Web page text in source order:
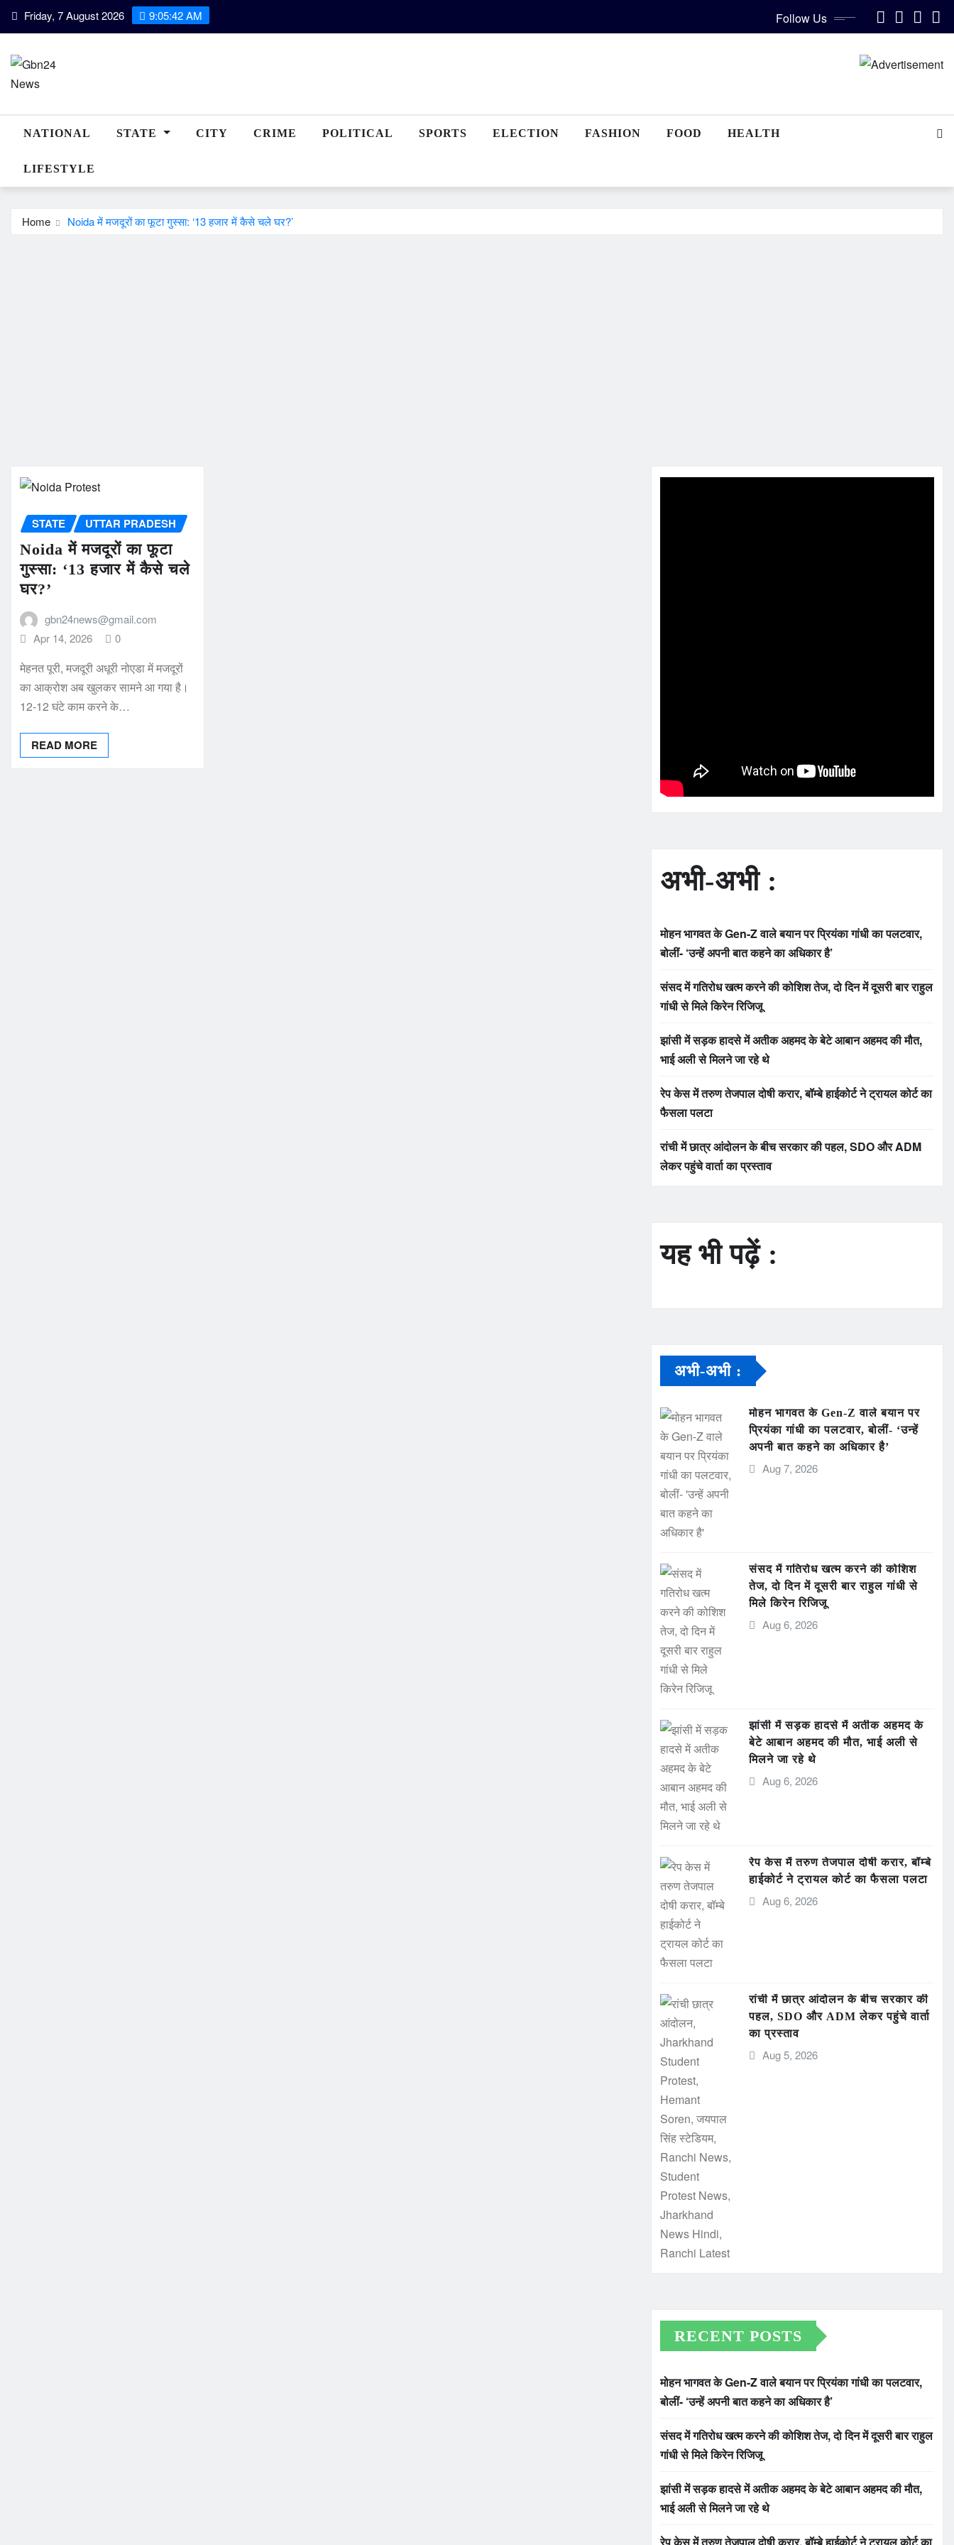
Skip Friday, 7 August 2026 9:05:43 AM Follow Us
NATIONAL STATE CITY CRIME POLITICAL SPORTS ELECTION FASHION FOOD HEALTH
LIFESTYLE
Home Noida में मजदूरों का फूटा गुस्सा: ‘13 हजार में कैसे चले घर?’
STATE UTTAR PRADESH
Noida में मजदूरों का फूटा
गुस्सा: ‘13 हजार में कैसे चले
घर?’
gbn24news@gmail.com
Apr 14, 2026
0
मेहनत पूरी, मजदूरी अधूरी नोएडा में मजदूरों
का आक्रोश अब खुलकर सामने आ गया है।
12-12 घंटे काम करने के…
READ MORE
अभी-अभी :
मोहन भागवत के Gen-Z वाले बयान पर प्रियंका गांधी का पलटवार,
बोलीं- ‘उन्हें अपनी बात कहने का अधिकार है’
संसद में गतिरोध खत्म करने की कोशिश तेज, दो दिन में दूसरी बार राहुल
गांधी से मिले किरेन रिजिजू
झांसी में सड़क हादसे में अतीक अहमद के बेटे आबान अहमद की मौत,
भाई अली से मिलने जा रहे थे
रेप केस में तरुण तेजपाल दोषी करार, बॉम्बे हाईकोर्ट ने ट्रायल कोर्ट का
फैसला पलटा
रांची में छात्र आंदोलन के बीच सरकार की पहल, SDO और ADM
लेकर पहुंचे वार्ता का प्रस्ताव
यह भी पढ़ें :
अभी-अभी :
मोहन भागवत के Gen-Z वाले बयान पर
प्रियंका गांधी का पलटवार, बोलीं- ‘उन्हें
अपनी बात कहने का अधिकार है’
Aug 7, 2026
संसद में गतिरोध खत्म करने की कोशिश
तेज, दो दिन में दूसरी बार राहुल गांधी से
मिले किरेन रिजिजू
Aug 6, 2026
झांसी में सड़क हादसे में अतीक अहमद के
बेटे आबान अहमद की मौत, भाई अली से
मिलने जा रहे थे
Aug 6, 2026
रेप केस में तरुण तेजपाल दोषी करार, बॉम्बे
हाईकोर्ट ने ट्रायल कोर्ट का फैसला पलटा
Aug 6, 2026
रांची में छात्र आंदोलन के बीच सरकार की
पहल, SDO और ADM लेकर पहुंचे वार्ता
का प्रस्ताव
Aug 5, 2026
RECENT POSTS
मोहन भागवत के Gen-Z वाले बयान पर प्रियंका गांधी का पलटवार,
बोलीं- ‘उन्हें अपनी बात कहने का अधिकार है’
संसद में गतिरोध खत्म करने की कोशिश तेज, दो दिन में दूसरी बार राहुल
गांधी से मिले किरेन रिजिजू
झांसी में सड़क हादसे में अतीक अहमद के बेटे आबान अहमद की मौत,
भाई अली से मिलने जा रहे थे